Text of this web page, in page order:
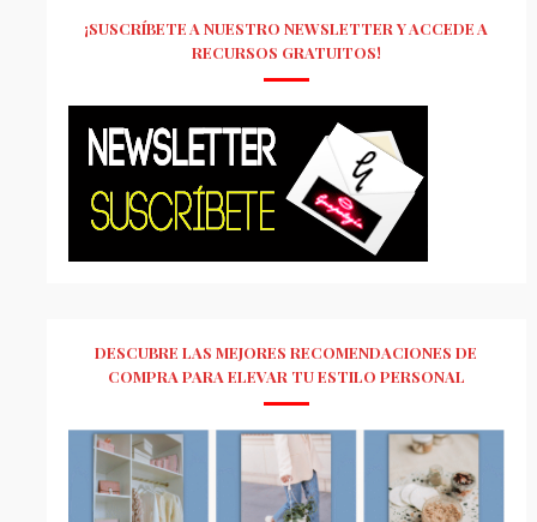
¡SUSCRÍBETE A NUESTRO NEWSLETTER Y ACCEDE A
RECURSOS GRATUITOS!
DESCUBRE LAS MEJORES RECOMENDACIONES DE
COMPRA PARA ELEVAR TU ESTILO PERSONAL